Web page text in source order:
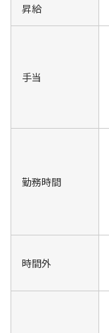
昇給
手当
勤務時間
時間外